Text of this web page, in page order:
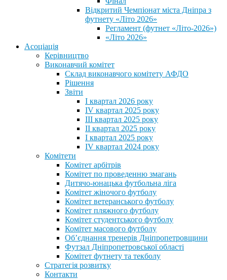
Відкритий Чемпіонат міста Дніпра з
футнету «Літо 2026»
Регламент (футнет «Літо-2026»)
«Літо 2026»
Асоціація
Керівництво
Виконавчий комітет
Склад виконавчого комітету АФДО
Рішення
Звіти
I квартал 2026 року
IV квартал 2025 року
III квартал 2025 року
II квартал 2025 року
I квартал 2025 року
IV квартал 2024 року
Комітети
Комітет арбітрів
Комітет по проведенню змагань
Дитячо-юнацька футбольна ліга
Комітет жіночого футболу
Комітет ветеранського футболу
Комітет пляжного футболу
Комітет студентського футболу
Комітет масового футболу
Обʼєднання тренерів Дніпропетровщини
Футзал Дніпропетровської області
Комітет футнету та текболу
Стратегія розвитку
Контакти